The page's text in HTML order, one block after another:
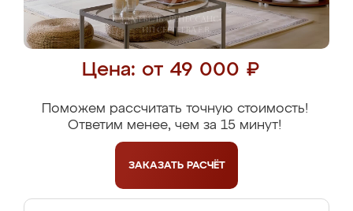
Цена: от 49 000 ₽
Поможем рассчитать точную стоимость!
Ответим менее, чем за 15 минут!
ЗАКАЗАТЬ РАСЧЁТ